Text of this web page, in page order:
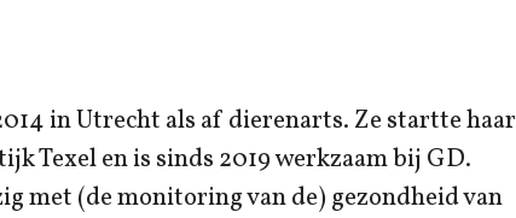
in Utrecht als af dierenarts. Ze startte haar
Texel en is sinds 2019 werkzaam bij GD.
met (de monitoring van de) gezondheid van